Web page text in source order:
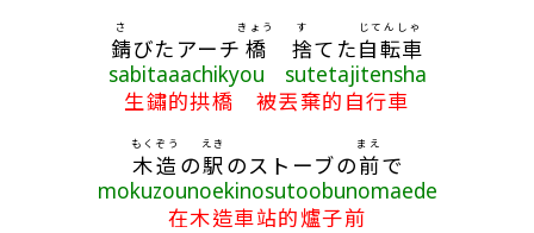
錆
さ
びたアーチ 橋
きょう
捨
す
てた自転車
じてんしゃ
sabitaaachikyou sutetajitensha
生鏽的拱橋 被丟棄的自行車
木造
もくぞう
の駅
えき
のストーブの前
まえ
で
mokuzounoekinosutoobunomaede
在木造車站的爐子前